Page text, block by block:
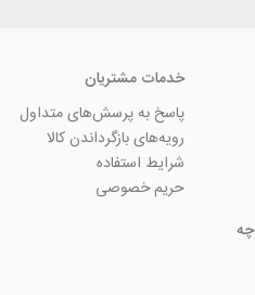
خدمات مشتریان
پاسخ به پرسش‌های متداول
رویه‌های بازگرداندن کالا
شرایط استفاده
حریم خصوصی